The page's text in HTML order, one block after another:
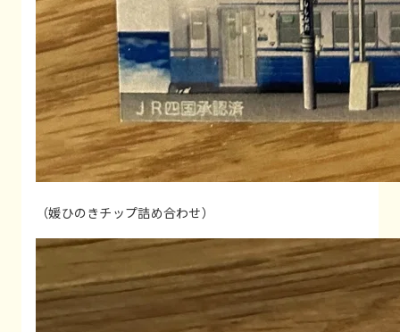
（媛ひのきチップ詰め合わせ）